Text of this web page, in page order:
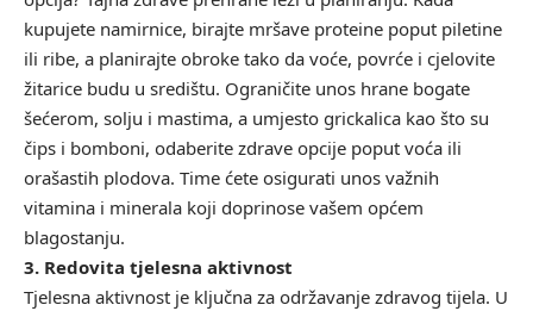
kupujete namirnice, birajte mršave proteine poput piletine
ili ribe, a planirajte obroke tako da voće, povrće i cjelovite
žitarice budu u središtu. Ograničite unos hrane bogate
šećerom, solju i mastima, a umjesto grickalica kao što su
čips i bomboni, odaberite zdrave opcije poput voća ili
orašastih plodova. Time ćete osigurati unos važnih
vitamina i minerala koji doprinose vašem općem
blagostanju.
3. Redovita tjelesna aktivnost
Tjelesna aktivnost je ključna za održavanje zdravog tijela. U